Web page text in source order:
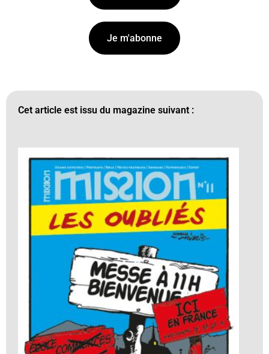
Je m'abonne
Cet article est issu du magazine suivant :